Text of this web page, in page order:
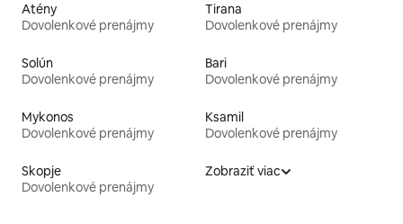
Atény
Dovolenkové prenájmy
Tirana
Dovolenkové prenájmy
Solún
Dovolenkové prenájmy
Bari
Dovolenkové prenájmy
Mykonos
Dovolenkové prenájmy
Ksamil
Dovolenkové prenájmy
Skopje
Dovolenkové prenájmy
Zobraziť viac